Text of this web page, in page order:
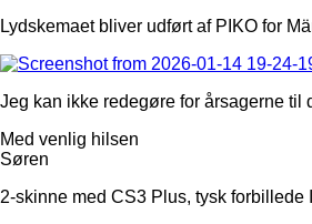
Lydskemaet bliver udført af PIKO for
Jeg kan ikke redegøre for årsagerne til
Med venlig hilsen
Søren
2-skinne med CS3 Plus, tysk forbillede